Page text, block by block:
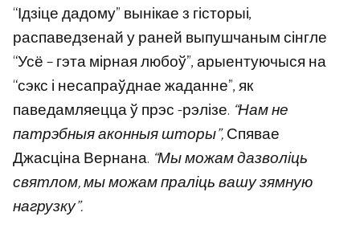
“Ідзіце дадому” вынікае з гісторыі,
распаведзенай у раней выпушчаным сінгле
“Усё – гэта мірная любоў”, арыентуючыся на
“сэкс і несапраўднае жаданне”, як
паведамляецца ў прэс -рэлізе. “Нам не
патрэбныя аконныя шторы”,Спявае
Джасціна Вернана. “Мы можам дазволіць
святлом, мы можам праліць вашу зямную
нагрузку”.